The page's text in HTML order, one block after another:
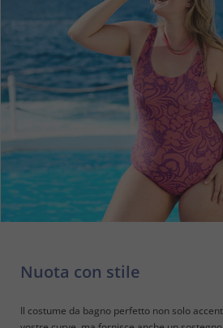
Nuota con stile
Il costume da bagno perfetto non solo